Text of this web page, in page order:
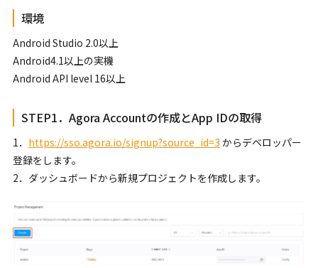
環境
Android Studio 2.0以上
Android4.1以上の実機
Android API level 16以上
STEP1．Agora Accountの作成とApp IDの取得
1． https://sso.agora.io/signup?source_id=3 からデベロッパー
登録をします。
2．ダッシュボードから新規プロジェクトを作成します。